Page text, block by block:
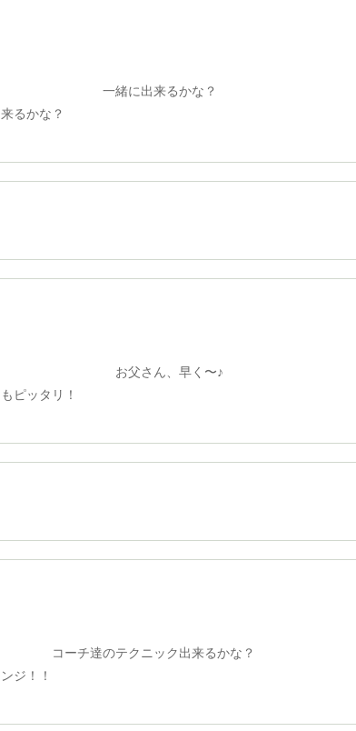
一緒に出来るかな？ お父
来るかな？
お父さん、早く
もピッタリ！
コーチ達のテクニック出来るかな
ンジ！！